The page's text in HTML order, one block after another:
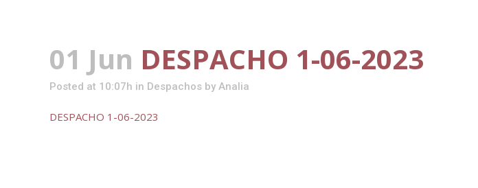
01 Jun DESPACHO 1-06-2023
Posted at 10:07h in Despachos by Analia
DESPACHO 1-06-2023